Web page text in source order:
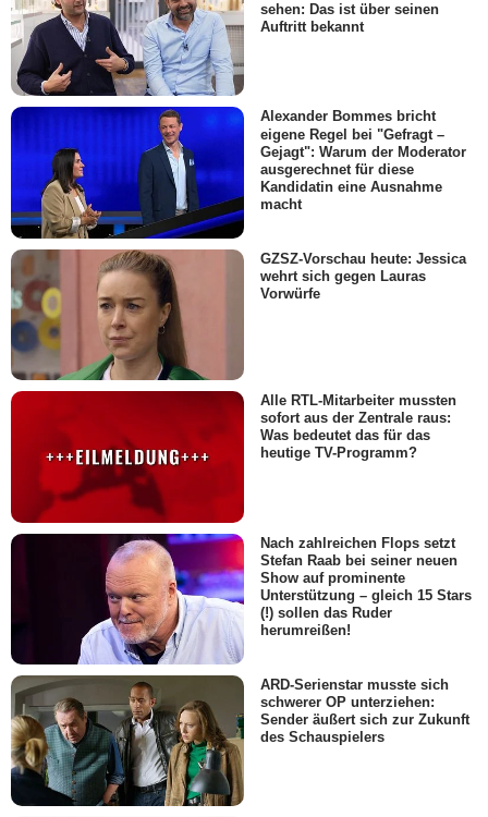
sehen: Das ist über seinen
Auftritt bekannt
Alexander Bommes bricht
eigene Regel bei "Gefragt –
Gejagt": Warum der Moderator
ausgerechnet für diese
Kandidatin eine Ausnahme
macht
GZSZ-Vorschau heute: Jessica
wehrt sich gegen Lauras
Vorwürfe
Alle RTL-Mitarbeiter mussten
sofort aus der Zentrale raus:
Was bedeutet das für das
heutige TV-Programm?
Nach zahlreichen Flops setzt
Stefan Raab bei seiner neuen
Show auf prominente
Unterstützung – gleich 15 Stars
(!) sollen das Ruder
herumreißen!
ARD-Serienstar musste sich
schwerer OP unterziehen:
Sender äußert sich zur Zukunft
des Schauspielers